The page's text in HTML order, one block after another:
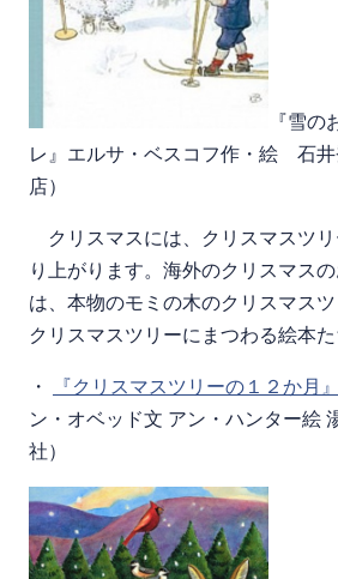
『雪の
レ』エルサ・ベスコフ作・絵 石
店）
クリスマスには、クリスマスツ
り上がります。海外のクリスマス
は、本物のモミの木のクリスマス
クリスマスツリーにまつわる絵本た
・ 『クリスマスツリーの１２か月』
ン・オベッド文 アン・ハンター絵
社）